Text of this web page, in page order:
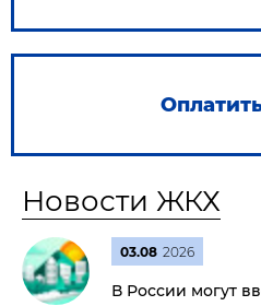
Новости ЖКХ
03.08 2026
В России могут